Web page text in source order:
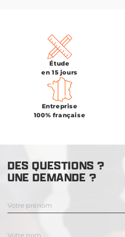
Étude
en 15 jours
Entreprise
100% française
DES QUESTIONS ?
UNE DEMANDE ?